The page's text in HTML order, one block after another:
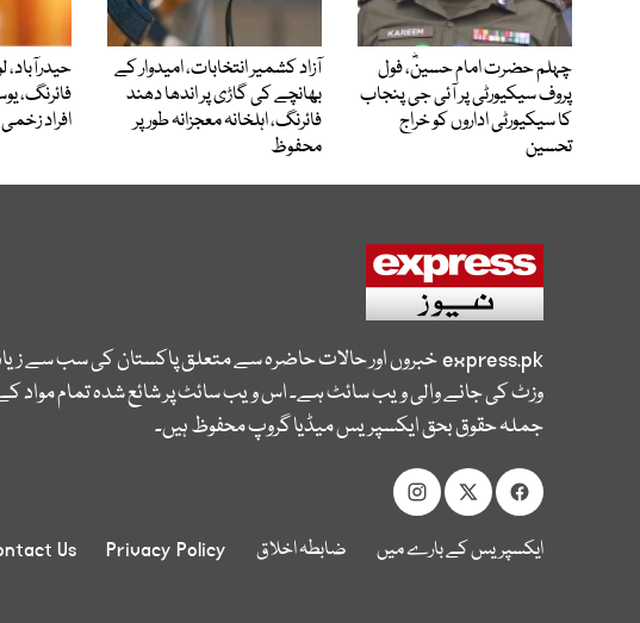
چہلم حضرت امام حسینؓ، فول
پروف سیکیورٹی پر آئی جی پنجاب
کا سیکیورٹی اداروں کو خراج
تحسین
آزاد کشمیر انتخابات، امیدوار کے
بھانچے کی گاڑی پر اندھا دھند
فائرنگ، اہلخانہ معجزانہ طور پر
محفوظ
افراد
express.pkخبروں اور حالات حاضرہ سے متعلق پاکستان کی سب سے
وزٹ کی جانے والی ویب سائٹ ہے۔ اس ویب سائٹ پر شائع شدہ تمام مواد
جملہ حقوق بحق ایکسپریس میڈیا گروپ محفوظ ہیں۔
ایکسپریس کے بارے میں ضابطہ اخلاق Privacy Policy
Us